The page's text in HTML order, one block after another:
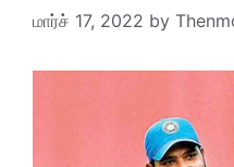
மார்ச் 17, 2022 by